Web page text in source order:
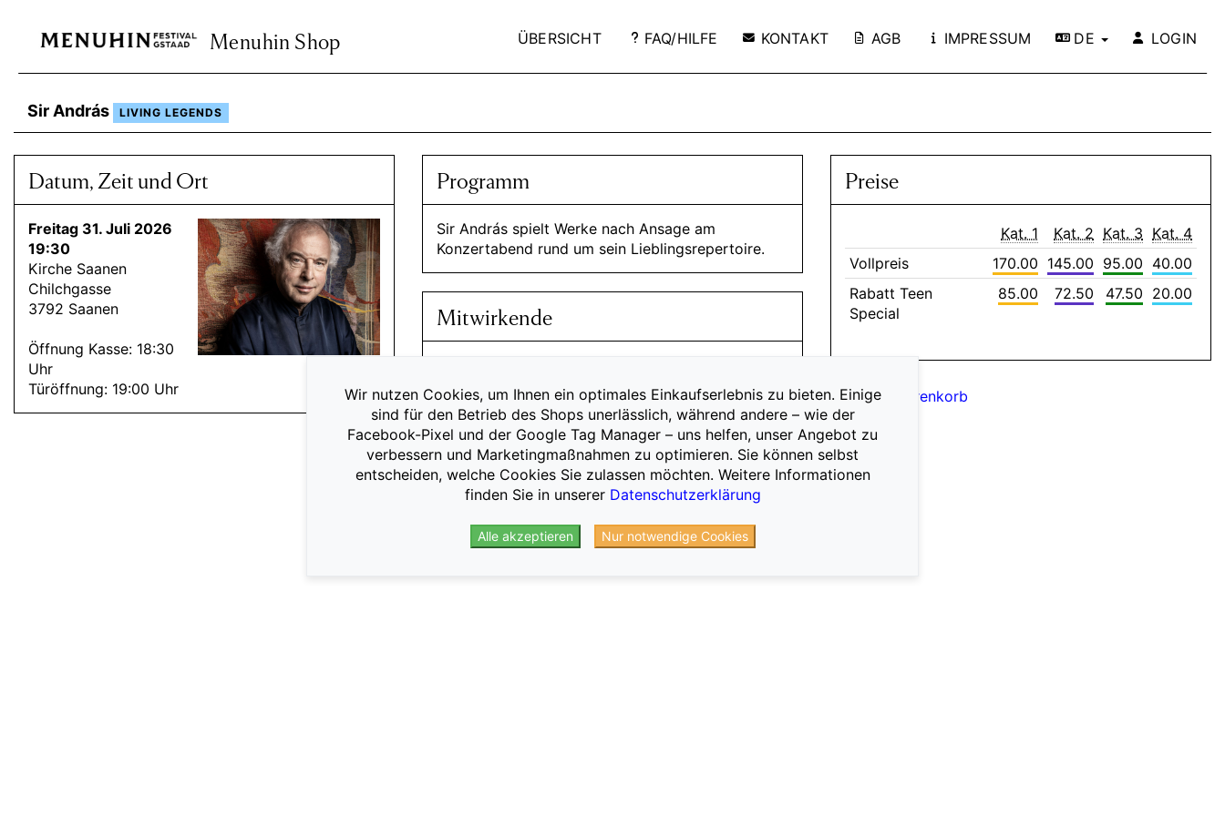
ÜBERSICHT FAQ/HILFE KONTAKT AGB IMPRESSUM DE LOGIN
Menuhin Shop
Sir András LIVING LEGENDS
Datum, Zeit und Ort
Freitag 31. Juli 2026
19:30
Kirche Saanen
Chilchgasse
3792 Saanen
Öffnung Kasse: 18:30
Uhr
Türöffnung: 19:00 Uhr
Programm
Sir András spielt Werke nach Ansage am
Konzertabend rund um sein Lieblingsrepertoire.
Mitwirkende
Preise
Kat. 1 Kat. 2 Kat. 3 Kat. 4
Vollpreis
170.00 145.00 95.00 40.00
Rabatt Teen
Special
85.00 72.50 47.50 20.00
Zum Warenkorb
Wir nutzen Cookies, um Ihnen ein optimales Einkaufserlebnis zu bieten. Einige
sind für den Betrieb des Shops unerlässlich, während andere – wie der
Facebook-Pixel und der Google Tag Manager – uns helfen, unser Angebot zu
verbessern und Marketingmaßnahmen zu optimieren. Sie können selbst
entscheiden, welche Cookies Sie zulassen möchten. Weitere Informationen
finden Sie in unserer Datenschutzerklärung
Alle akzeptieren Nur notwendige Cookies